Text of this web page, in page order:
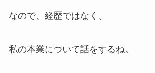
なので、経歴ではなく、
私の本業について話をするね。